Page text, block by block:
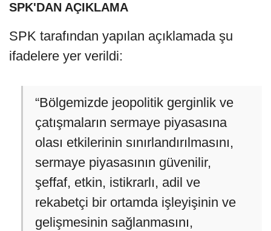
SPK'DAN AÇIKLAMA
SPK tarafından yapılan açıklamada şu
ifadelere yer verildi:
“Bölgemizde jeopolitik gerginlik ve
çatışmaların sermaye piyasasına
olası etkilerinin sınırlandırılmasını,
sermaye piyasasının güvenilir,
şeffaf, etkin, istikrarlı, adil ve
rekabetçi bir ortamda işleyişinin ve
gelişmesinin sağlanmasını,